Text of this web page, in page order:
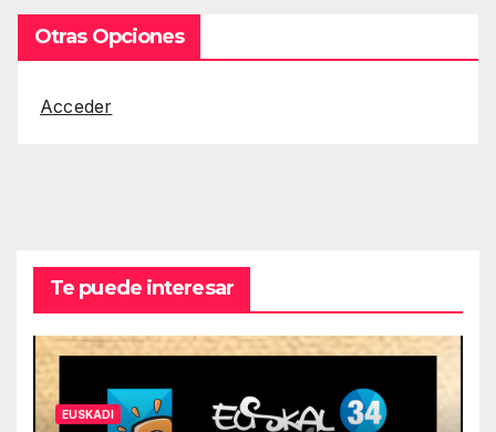
Otras Opciones
Acceder
Te puede interesar
EUSKADI